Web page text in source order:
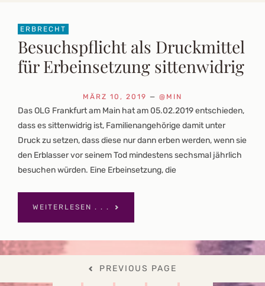
ERBRECHT
Besuchspflicht als Druckmittel
für Erbeinsetzung sittenwidrig
MÄRZ 10, 2019 — @MIN
Das OLG Frankfurt am Main hat am 05.02.2019 entschieden,
dass es sittenwidrig ist, Familienangehörige damit unter
Druck zu setzen, dass diese nur dann erben werden, wenn sie
den Erblasser vor seinem Tod mindestens sechsmal jährlich
besuchen würden. Eine Erbeinsetzung, die
WEITERLESEN . . .
SeitennummerierungPREVIOUS PAGE